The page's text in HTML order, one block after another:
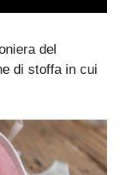
del
di stoffa in cui